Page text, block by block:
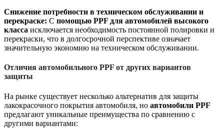
Снижение потребности в техническом обслуживании и
перекраске: С помощью PPF для автомобилей высокого
класса исключается необходимость постоянной полировки и
перекраски, что в долгосрочной перспективе означает
значительную экономию на техническом обслуживании.
Отличия автомобильного PPF от других вариантов
защиты
На рынке существует несколько альтернатив для защиты
лакокрасочного покрытия автомобиля, но автомобили PPF
предлагают уникальные преимущества по сравнению с
другими вариантами: